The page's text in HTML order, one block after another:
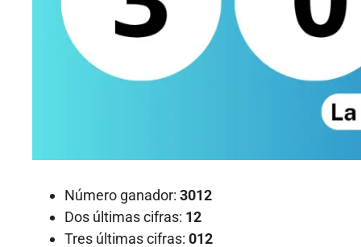
Número ganador: 3012
Dos últimas cifras: 12
Tres últimas cifras: 012